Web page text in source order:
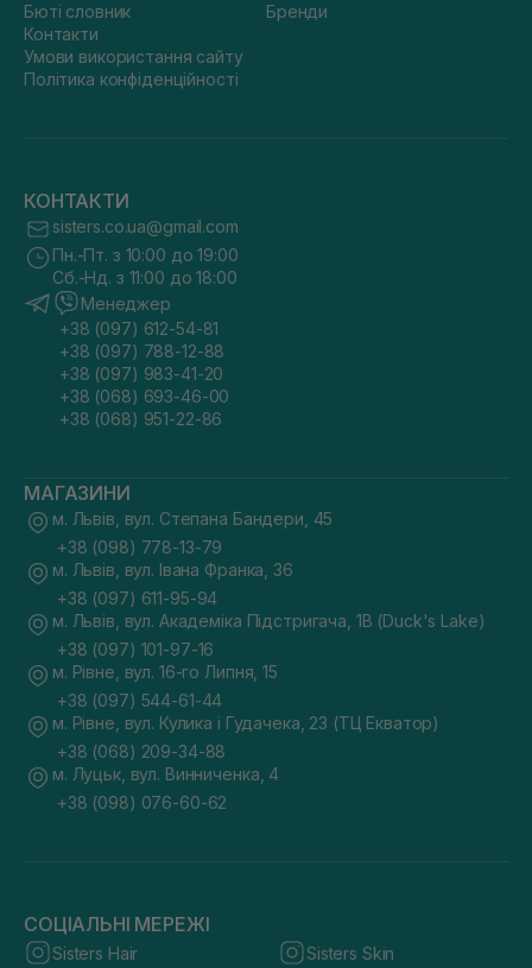
Бюті словник
Контакти
Умови використання сайту
Політика конфіденційності
Бренди
КОНТАКТИ
sisters.co.ua@gmail.com
Пн.-Пт. з 10:00 до 19:00
Сб.-Нд. з 11:00 до 18:00
Менеджер
+38 (097) 612-54-81
+38 (097) 788-12-88
+38 (097) 983-41-20
+38 (068) 693-46-00
+38 (068) 951-22-86
МАГАЗИНИ
м. Львів, вул. Степана Бандери, 45
+38 (098) 778-13-79
м. Львів, вул. Івана Франка, 36
+38 (097) 611-95-94
м. Львів, вул. Академіка Підстригача, 1В (Duck's Lake)
+38 (097) 101-97-16
м. Рівне, вул. 16-го Липня, 15
+38 (097) 544-61-44
м. Рівне, вул. Кулика і Гудачека, 23 (ТЦ Екватор)
+38 (068) 209-34-88
м. Луцьк, вул. Винниченка, 4
+38 (098) 076-60-62
СОЦІАЛЬНІ МЕРЕЖІ
Sisters Hair Sisters Skin